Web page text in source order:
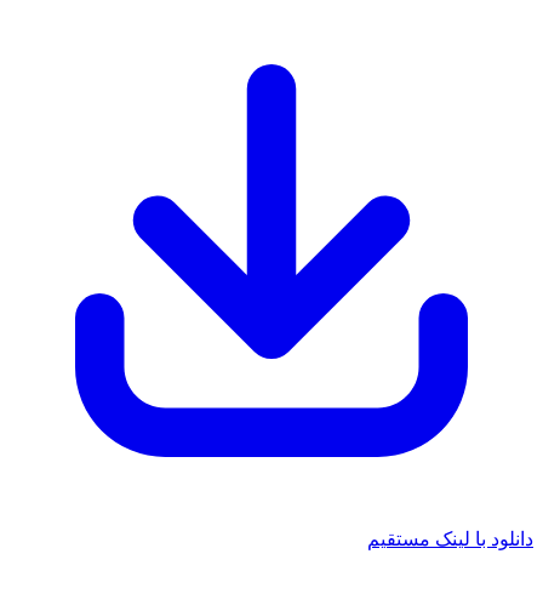
دانلود با لینک مستقیم